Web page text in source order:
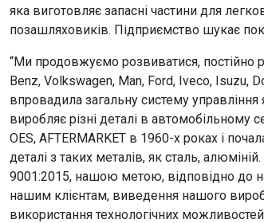
яка виготовляє запасні частини для
позашляховиків. Підприємство шукає
“Ми продовжуємо розвиватися,
Benz, Volkswagen, Man, Ford, Iveco, Isuzu,
впровадила загальну систему управління
виробляє різні деталі в автомобільному
OES, AFTERMARKET в 1960-х роках і
деталі з таких металів, як сталь,
9001:2015, нашою метою, відповідно до
нашим клієнтам, виведення нашого
використання технологічних можливостей